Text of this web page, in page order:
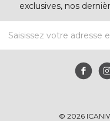
exclusives, nos
© 2026